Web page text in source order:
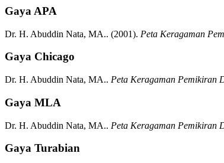
Gaya APA
Dr. H. Abuddin Nata, MA.. (2001). Peta Keragaman
Gaya Chicago
Dr. H. Abuddin Nata, MA.. Peta Keragaman Pemikiran
Gaya MLA
Dr. H. Abuddin Nata, MA.. Peta Keragaman Pemikiran
Gaya Turabian